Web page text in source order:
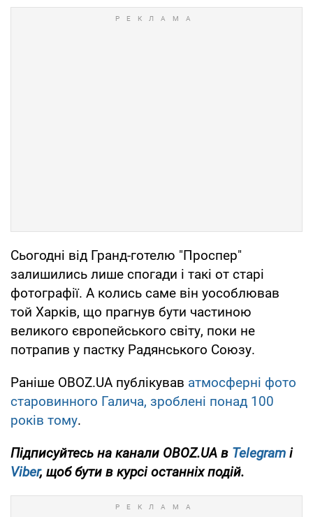
Сьогодні від Гранд-готелю "Проспер"
залишились лише спогади і такі от старі
фотографії. А колись саме він уособлював
той Харків, що прагнув бути частиною
великого європейського світу, поки не
потрапив у пастку Радянського Союзу.
Раніше OBOZ.UA публікував атмосферні фото
старовинного Галича, зроблені понад 100
років тому.
Підписуйтесь на канали OBOZ.UA в Telegram і
Viber, щоб бути в курсі останніх подій.